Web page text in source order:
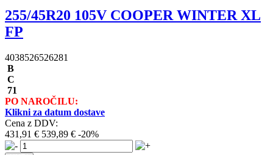
255/45R20 105V COOPER WINTER XL
FP
4038526526281
B
C
71
PO NAROČILU:
Klikni za datum dostave
Cena z DDV:
431,91 € 539,89 € -20%